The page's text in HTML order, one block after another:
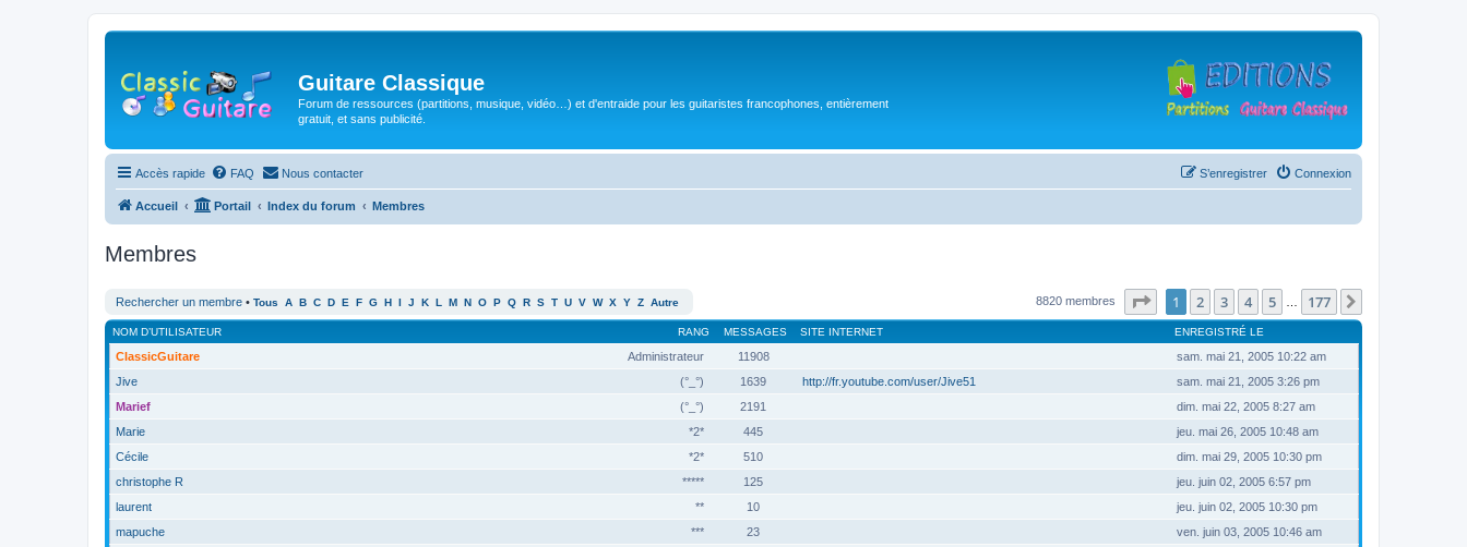
Guitare Classique
Forum de ressources (partitions, musique, vidéo…) et d'entraide pour les guitaristes francophones, entièrement
gratuit, et sans publicité.
Accès rapide FAQ Nous contacter Connexion
S’enregistrer
Accueil Portail Index du forum Membres
Membres
Rechercher un membre • Tous A B C D E F G H I J K L M N O P Q R S T U V W X Y Z Autre 8820 membres Page sur177
1 2 3 4 5 177
RANG
NOM D’UTILISATEUR MESSAGES SITE INTERNET ENREGISTRÉ LE
Administrateur
ClassicGuitare 11908
sam. mai 21, 2005 10:22 am
(°_°)
Jive 1639 http://fr.youtube.com/user/Jive51
sam. mai 21, 2005 3:26 pm
(°_°)
Marief 2191
dim. mai 22, 2005 8:27 am
*2*
Marie 445
jeu. mai 26, 2005 10:48 am
*2*
Cécile 510
dim. mai 29, 2005 10:30 pm
*****
christophe R 125
jeu. juin 02, 2005 6:57 pm
**
laurent 10
jeu. juin 02, 2005 10:30 pm
***
mapuche 23
ven. juin 03, 2005 10:46 am